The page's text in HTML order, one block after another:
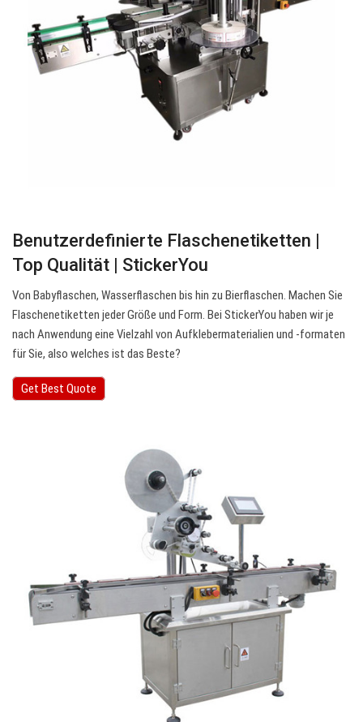
Benutzerdefinierte Flaschenetiketten |
Top Qualität | StickerYou
Von Babyflaschen, Wasserflaschen bis hin zu Bierflaschen. Machen Sie
Flaschenetiketten jeder Größe und Form. Bei StickerYou haben wir je
nach Anwendung eine Vielzahl von Aufklebermaterialien und -formaten
für Sie, also welches ist das Beste?
Get Best Quote